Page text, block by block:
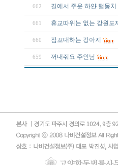
662 길에서 주운 하얀 털뭉치
661 휴교따위는 없는 강원도
660 잠꼬대하는 강아지
659 꺼내줘요 주인님